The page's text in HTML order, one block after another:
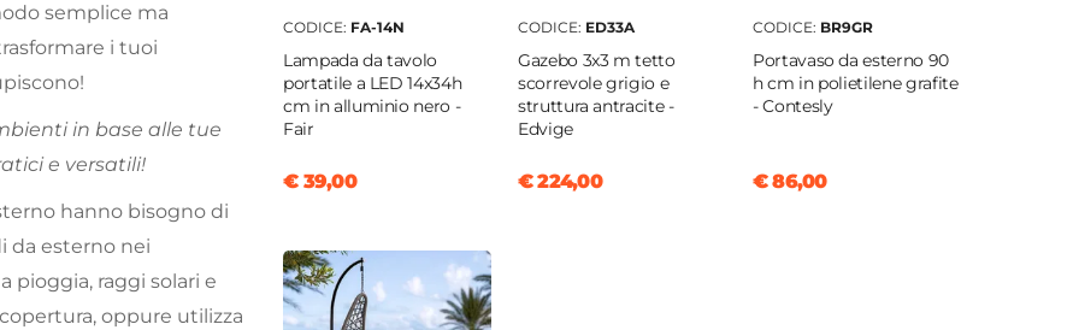
semplice ma
i tuoi
in base alle tue
e versatili!
hanno bisogno di
da esterno nei
pioggia, raggi solari e
oppure utilizza
CODICE: FA-14N
Lampada da tavolo
portatile a LED 14x34h
cm in alluminio nero -
Fair
€ 39,00
CODICE: ED33A
Gazebo 3x3 m tetto
scorrevole grigio e
struttura antracite -
Edvige
€ 224,00
CODICE: BR9GR
Portavaso da esterno 90
h cm in polietilene grafite
- Contesly
€ 86,00